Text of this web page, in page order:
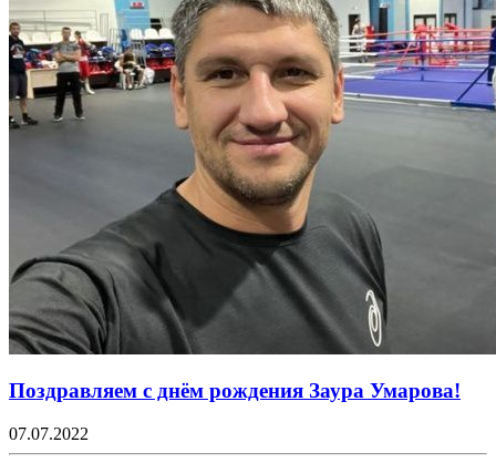
Поздравляем с днём рождения Заура Умарова!
07.07.2022